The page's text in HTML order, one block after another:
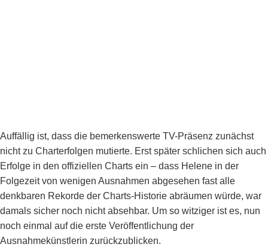
Auffällig ist, dass die bemerkenswerte TV-Präsenz zunächst
nicht zu Charterfolgen mutierte. Erst später schlichen sich auch
Erfolge in den offiziellen Charts ein – dass Helene in der
Folgezeit von wenigen Ausnahmen abgesehen fast alle
denkbaren Rekorde der Charts-Historie abräumen würde, war
damals sicher noch nicht absehbar. Um so witziger ist es, nun
noch einmal auf die erste Veröffentlichung der
Ausnahmekünstlerin zurückzublicken.